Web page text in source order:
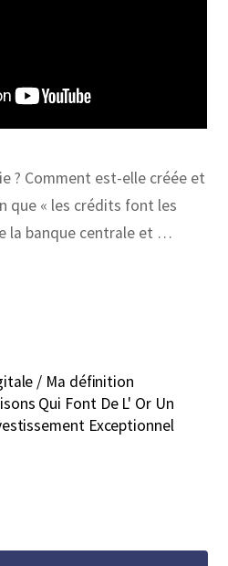
? Comment est-elle créée et
que « les crédits font les
la banque centrale et …
/ Ma définition
Qui Font De L' Or Un
Exceptionnel